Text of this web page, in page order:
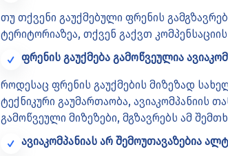
თუ თქვენი გაუქმებული ფრენის
ტერიტორიაზეა, თქვენ გაქვთ
ფრენის გაუქმება გამოწვეულია
როდესაც ფრენის გაუქმების მიზეზად
ტექნიკური გაუმართაობა, ავიაკომპანიის
გამოწვეული მიზეზები, მგზავრებს ამ
ავიაკომპანიას არ შემოუთავაზებია